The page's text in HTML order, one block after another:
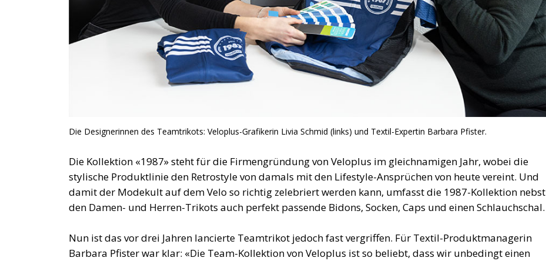
Die Designerinnen des Teamtrikots: Veloplus-Grafikerin Livia Schmid (links) und Textil-Expertin Barbara Pfister.
Die Kollektion «1987» steht für die Firmengründung von Veloplus im gleichnamigen Jahr, wobei die
stylische Produktlinie den Retrostyle von damals mit den Lifestyle-Ansprüchen von heute vereint. Und
damit der Modekult auf dem Velo so richtig zelebriert werden kann, umfasst die 1987-Kollektion nebst
den Damen- und Herren-Trikots auch perfekt passende Bidons, Socken, Caps und einen Schlauchschal.
Nun ist das vor drei Jahren lancierte Teamtrikot jedoch fast vergriffen. Für Textil-Produktmanagerin
Barbara Pfister war klar: «Die Team-Kollektion von Veloplus ist so beliebt, dass wir unbedingt einen